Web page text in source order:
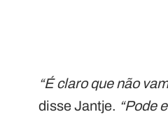
“É claro que não
disse Jantje. “Pode